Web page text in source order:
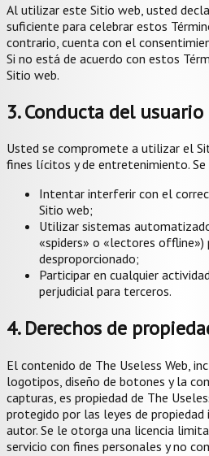
Al utilizar este Sitio web, usted
suficiente para celebrar estos
contrario, cuenta con el
Si no está de acuerdo con estos
Sitio web.
3. Conducta del usuario
Usted se compromete a utilizar el
fines lícitos y de entretenimiento. Se
Intentar interferir con el
Sitio web;
Utilizar sistemas
«spiders» o «lectores offline»)
desproporcionado;
Participar en cualquier
perjudicial para terceros.
4. Derechos de
El contenido de The Useless Web,
logotipos, diseño de botones y la
capturas, es propiedad de The
protegido por las leyes de
autor. Se le otorga una licencia
servicio con fines personales y no